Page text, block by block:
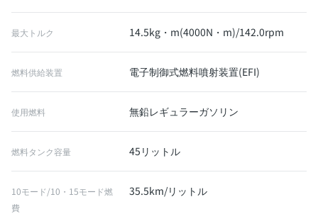
最大トルク 14.5kg・m(4000N・m)/142.0rpm
燃料供給装置 電子制御式燃料噴射装置(EFI)
使用燃料 無鉛レギュラーガソリン
燃料タンク容量 45リットル
10モード/10・15モード燃
費
35.5km/リットル